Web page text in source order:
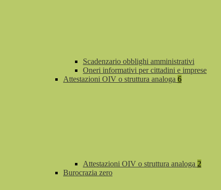
Scadenzario obblighi amministrativi
Oneri informativi per cittadini e imprese
Attestazioni OIV o struttura analoga 6
Attestazioni OIV o struttura analoga 2
Burocrazia zero